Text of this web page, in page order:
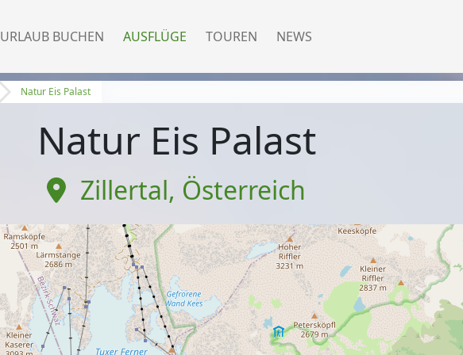
URLAUB BUCHEN AUSFLÜGE TOUREN NEWS
Natur Eis Palast
Natur Eis Palast
Zillertal, Österreich